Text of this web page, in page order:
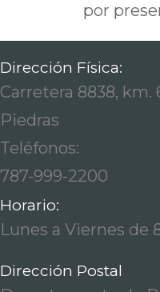
por
Dirección Física:
Carretera 8838, km.
Piedras
Teléfonos:
787-999-2200
Horario:
Lunes a Viernes de
Dirección Postal